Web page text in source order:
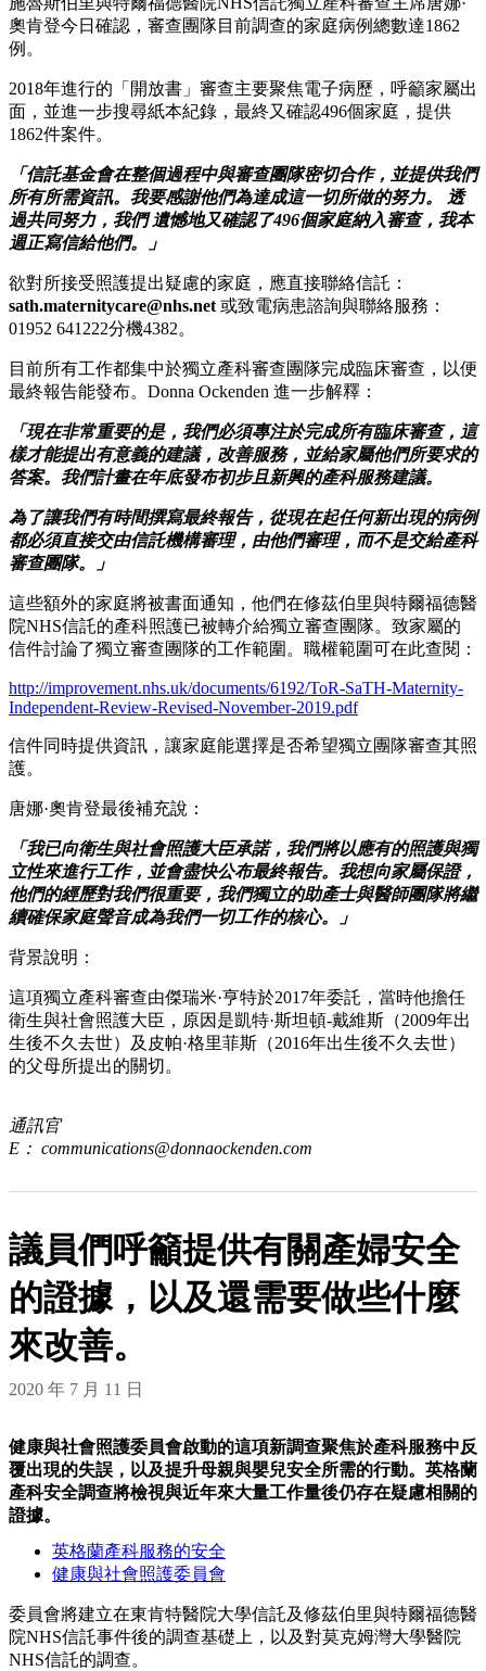
奧肯登今日確認，審查團隊目前調查的家庭病例總數達1862
例。
2018年進行的「開放書」審查主要聚焦電子病歷，呼籲家屬出
面，並進一步搜尋紙本紀錄，最終又確認496個家庭，提供
1862件案件。
「信託基金會在整個過程中與審查團隊密切合作，並提供我們
所有所需資訊。我要感謝他們為達成這一切所做的努力。
透
過共同努力，我們遺憾地又確認了496個家庭納入審查，我本
週正寫信給他們。」
欲對所接受照護提出疑慮的家庭，應直接聯絡信託：
sath.maternitycare@nhs.net 或致電病患諮詢與聯絡服務：
01952 641222分機4382。
目前所有工作都集中於獨立產科審查團隊完成臨床審查，以便
最終報告能發布。Donna Ockenden 進一步解釋：
「現在非常重要的是，我們必須專注於完成所有臨床審查，這
樣才能提出有意義的建議，改善服務，並給家屬他們所要求的
答案。我們計畫在年底發布初步且新興的產科服務建議。
為了讓我們有時間撰寫最終報告，從現在起任何新出現的病例
都必須直接交由信託機構審理，由他們審理，而不是交給產科
審查團隊。」
這些額外的家庭將被書面通知，他們在修茲伯里與特爾福德醫
院NHS信託的產科照護已被轉介給獨立審查團隊。致家屬的
信件討論了獨立審查團隊的工作範圍。職權範圍可在此查閱：
http://improvement.nhs.uk/documents/6192/ToR-SaTH-Maternity-
Independent-Review-Revised-November-2019.pdf
信件同時提供資訊，讓家庭能選擇是否希望獨立團隊審查其照
護。
唐娜·奧肯登最後補充說：
「我已向衛生與社會照護大臣承諾，我們將以應有的照護與獨
立性來進行工作，並會盡快公布最終報告。我想向家屬保證，
他們的經歷對我們很重要，我們獨立的助產士與醫師團隊將繼
續確保家庭聲音成為我們一切工作的核心。」
背景說明：
這項獨立產科審查由傑瑞米·亨特於2017年委託，當時他擔任
衛生與社會照護大臣，原因是凱特·斯坦頓-戴維斯（2009年出
生後不久去世）及皮帕·格里菲斯（2016年出生後不久去世）
的父母所提出的關切。
通訊官
E： communications@donnaockenden.com
議員們呼籲提供有關產婦安全
的證據，以及還需要做些什麼
來改善。
2020 年 7 月 11 日
健康與社會照護委員會啟動的這項新調查聚焦於產科服務中反
覆出現的失誤，以及提升母親與嬰兒安全所需的行動。英格蘭
產科安全調查將檢視與近年來大量工作量後仍存在疑慮相關的
證據。
英格蘭產科服務的安全
健康與社會照護委員會
委員會將建立在東肯特醫院大學信託及修茲伯里與特爾福德醫
院NHS信託事件後的調查基礎上，以及對莫克姆灣大學醫院
NHS信託的調查。